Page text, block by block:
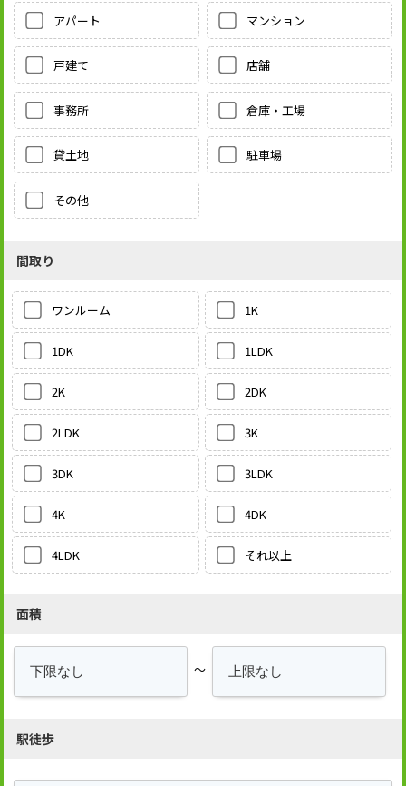
アパート マンション
戸建て 店舗
事務所 倉庫・工場
貸土地 駐車場
その他
間取り
ワンルーム 1K
1DK 1LDK
2K 2DK
2LDK 3K
3DK 3LDK
4K 4DK
4LDK それ以上
面積
～
駅徒歩